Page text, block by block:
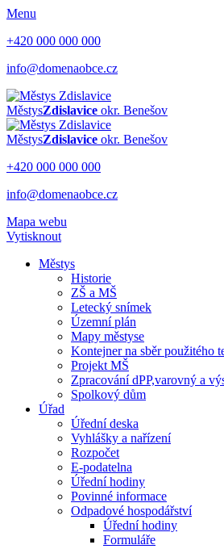
Menu
+420 000 000 000
info@domenaobce.cz
MěstysZdislavice okr. Benešov
MěstysZdislavice okr. Benešov
+420 000 000 000
info@domenaobce.cz
Mapa webu
Vytisknout
Městys
Historie
ZŠ a MŠ
Letecký snímek
Územní plán
Mapy městyse
Kontejner na sběr použitého
Projekt MŠ
Zpracování dPP,varovný a
Spolkový dům
Úřad
Úřední deska
Vyhlášky a nařízení
Rozpočet
E-podatelna
Úřední hodiny
Povinné informace
Odpadové hospodářství
Úřední hodiny
Formuláře